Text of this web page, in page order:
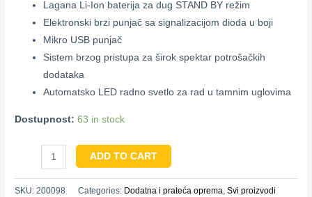
Lagana Li-Ion baterija za dug STAND BY režim
Elektronski brzi punjač sa signalizacijom dioda u boji
Mikro USB punjač
Sistem brzog pristupa za širok spektar potrošačkih
dodataka
Automatsko LED radno svetlo za rad u tamnim uglovima
Dostupnost: 63 in stock
ADD TO CART
SKU:200098 Categories: Dodatna i prateća oprema,Svi proizvodi